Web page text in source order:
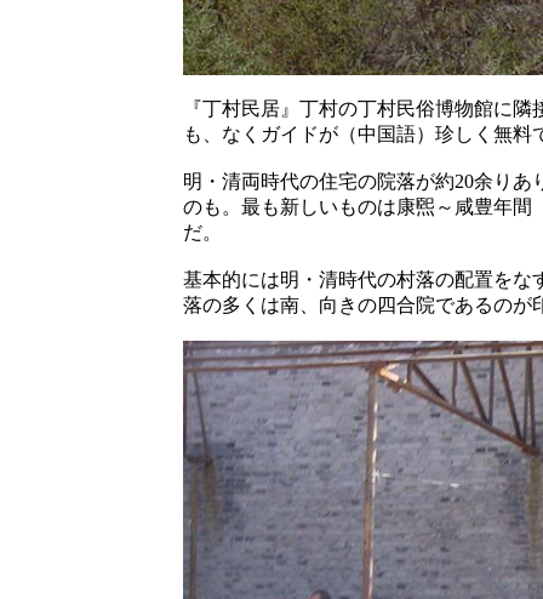
『丁村民居』丁村の丁村民俗博物館に
も、なくガイドが（中国語）珍しく無
明・清両時代の住宅の院落が約20余りあ
のも。最も新しいものは康煕～咸豊年間
だ。
基本的には明・清時代の村落の配置を
落の多くは南、向きの四合院であるのが